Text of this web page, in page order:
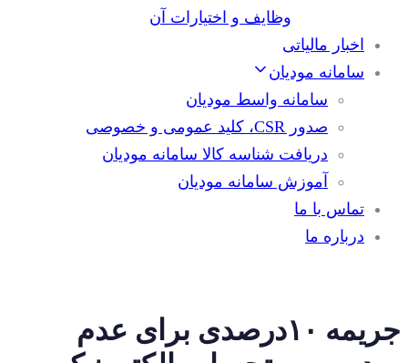
وظایف و اختیارات آن
اخبار مالیاتی
سامانه مودیان
سامانه واسط مودیان
صدور CSR، کلید عمومی و خصوصی
دریافت شناسه کالا سامانه مودیان
آموزش سامانه مودیان
تماس با ما
درباره ما
جریمه ۱۰درصدی برای عدم